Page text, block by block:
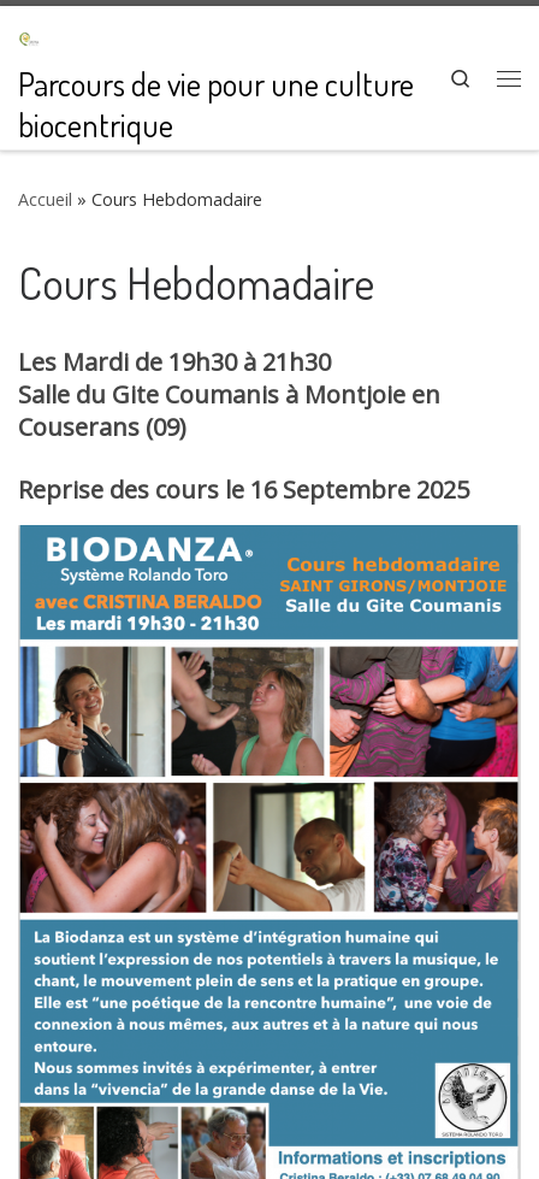
Passer au contenu
Parcours de vie pour une culture
biocentrique
Search
Accueil » Cours Hebdomadaire
Cours Hebdomadaire
Les Mardi de 19h30 à 21h30
Salle du Gite Coumanis à Montjoie en
Couserans (09)
Reprise des cours le 16 Septembre 2025